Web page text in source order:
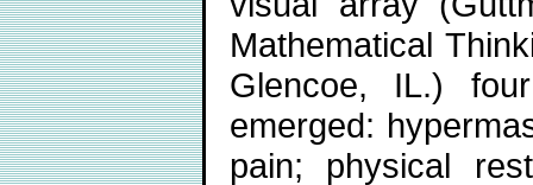
Mathematical
Glencoe, IL.)
emerged:
pain; physical